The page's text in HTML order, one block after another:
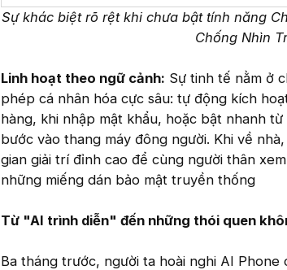
Sự khác biệt rõ rệt khi chưa bật tính năng
Chống Nhìn
Linh hoạt theo ngữ cảnh: Sự tinh tế nằm ở
phép cá nhân hóa cực sâu: tự động kích
hàng, khi nhập mật khẩu, hoặc bật nhanh
bước vào thang máy đông người. Khi về
gian giải trí đỉnh cao để cùng người thân
những miếng dán bảo mật truyền thống
Từ "AI trình diễn" đến những thói quen
Ba tháng trước, người ta hoài nghi AI